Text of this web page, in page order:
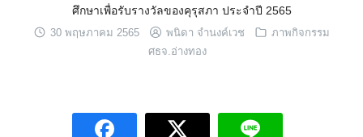
ศึกษาเพื่อรับรางวัลของคุรุสภา ประจำปี 2565
30 พฤษภาคม 2565 พนิดา จำนงค์เวช
ภาพกิจกรรม
ศธจ.อ่างทอง